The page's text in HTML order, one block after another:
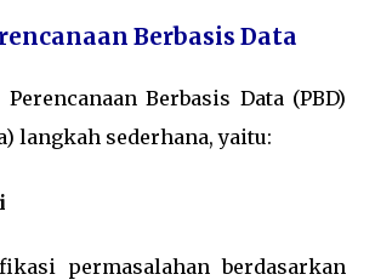
Berbasis Data
Berbasis Data (PBD)
langkah sederhana, yaitu:
permasalahan berdasarkan